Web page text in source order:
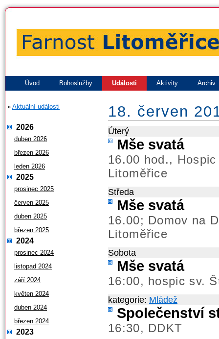
Úvod Bohoslužby Události Aktivity Archiv
» Aktuální události
2026
duben 2026
březen 2026
leden 2026
2025
prosinec 2025
červen 2025
duben 2025
březen 2025
2024
prosinec 2024
listopad 2024
září 2024
květen 2024
duben 2024
březen 2024
2023
18. červen
Úterý
Mše svatá
16.00 hod.,
Litoměřice
Středa
Mše svatá
16.00; Domov na
Litoměřice
Sobota
Mše svatá
16:00, hospic sv.
kategorie: Mládež
Společenství
16:30, DDKT